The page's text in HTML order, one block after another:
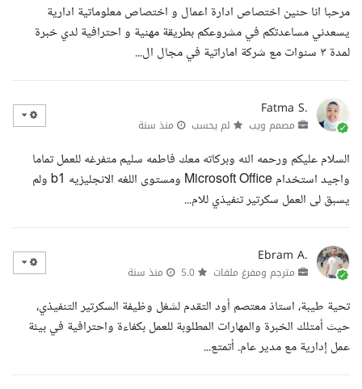
مرحبا انا حنين اختصاص ادارة اعمال و اختصاص معلوماتية ادارية
يسعدني مساعدتكم في مشروعكم بطريقة مهنية و احترافية لدي خبرة
لمدة ٣ سنوات مع شركة اماراتية في مجال ال...
Fatma S.
مصمم ويب لم يحسب منذ سنة
السلام عليكم ورحمه الله وبركاته معك فاطمه سليم متفرغه للعمل تماما
واجيد استخدام Microsoft Office ومستوى اللغه الانجليزيه b1 ولم
يسبق لى العمل سكرتير تنفيذي للام...
Ebram A.
مترجم ومفرغ ملفات منذ سنة
تحية طيبة، استاذ معتصم أود التقدم لشغل وظيفة السكرتير التنفيذي،
حيث أمتلك الخبرة والمهارات المطلوبة للعمل بكفاءة واحترافية في بيئة
عمل إدارية مع مدير عام. أتمتع...